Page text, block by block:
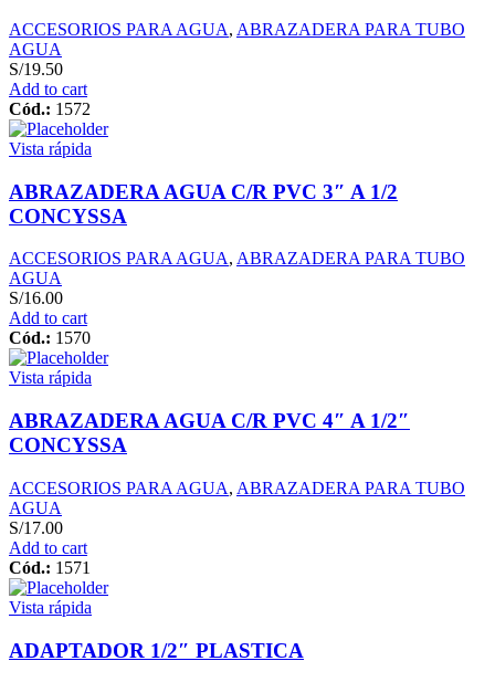
ACCESORIOS PARA AGUA, ABRAZADERA PARA TUBO
AGUA
S/19.50
Add to cart
Cód.: 1572
Vista rápida
ABRAZADERA AGUA C/R PVC 3″ A 1/2
CONCYSSA
ACCESORIOS PARA AGUA, ABRAZADERA PARA TUBO
AGUA
S/16.00
Add to cart
Cód.: 1570
Vista rápida
ABRAZADERA AGUA C/R PVC 4″ A 1/2″
CONCYSSA
ACCESORIOS PARA AGUA, ABRAZADERA PARA TUBO
AGUA
S/17.00
Add to cart
Cód.: 1571
Vista rápida
ADAPTADOR 1/2″ PLASTICA